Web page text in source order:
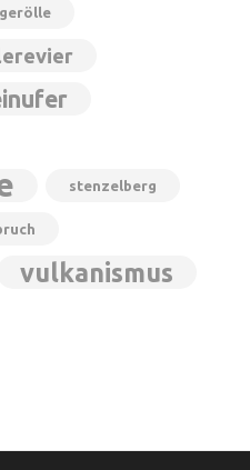
stenzelberg
vulkanismus